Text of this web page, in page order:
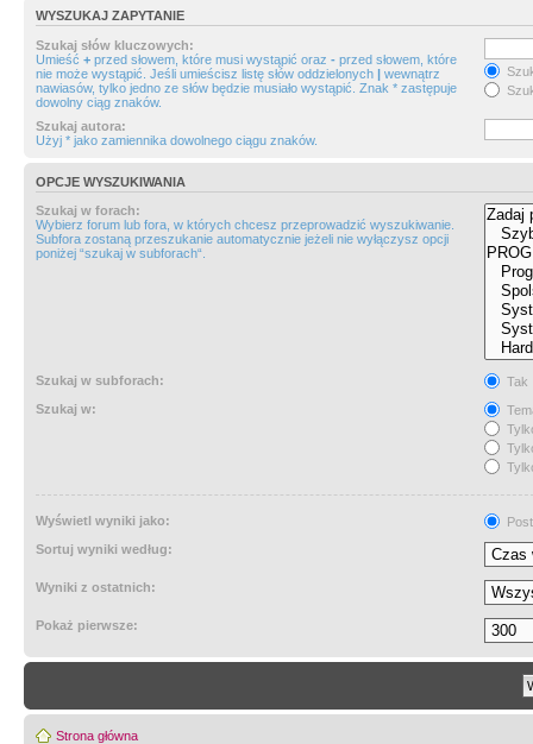
WYSZUKAJ ZAPYTANIE
Szukaj słów kluczowych:
Umieść + przed słowem, które musi wystąpić oraz - przed słowem, które
nie może wystąpić. Jeśli umieścisz listę słów oddzielonych | wewnątrz
nawiasów, tylko jedno ze słów będzie musiało wystąpić. Znak * zastępuje
dowolny ciąg znaków.
Szukaj autora:
Użyj * jako zamiennika dowolnego ciągu znaków.
OPCJE WYSZUKIWANIA
Szukaj w forach:
Wybierz forum lub fora, w których chcesz przeprowadzić wyszukiwanie.
Subfora zostaną przeszukanie automatycznie jeżeli nie wyłączysz opcji
poniżej “szukaj w subforach“.
Szukaj w subforach:
Tak
Szukaj w:
Wyświetl wyniki jako:
Sortuj wyniki według:
Wyniki z ostatnich:
Pokaż pierwsze:
Strona główna